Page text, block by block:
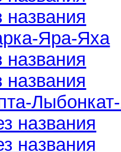
названия
Яра-Яха
названия
названия
названия
названия